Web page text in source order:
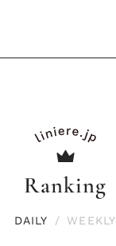
Ranking
DAILY / WEEKLY